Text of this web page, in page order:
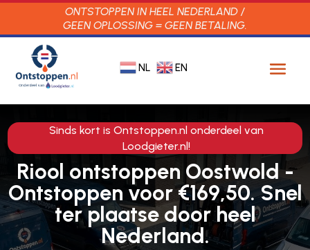
ONTSTOPPEN IN HEEL NEDERLAND /
GEEN OPLOSSING = GEEN BETALING.
NL EN
Sinds kort is Ontstoppen.nl onderdeel van
Loodgieter.nl!
Riool ontstoppen Oostwold -
Ontstoppen voor €169,50. Snel
ter plaatse door heel
Nederland.